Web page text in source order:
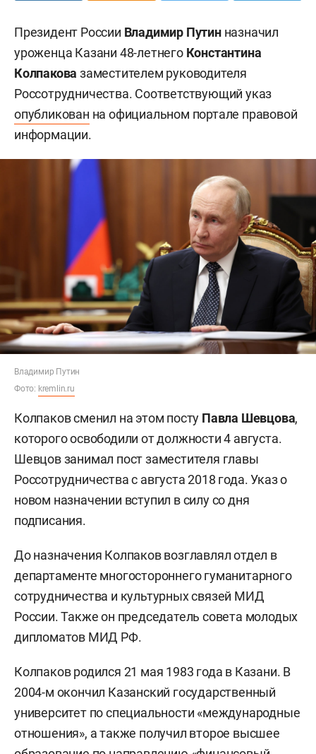
Президент России Владимир Путинназначил
уроженца Казани 48-летнего Константина
Колпакова заместителем руководителя
Россотрудничества. Соответствующий указ
опубликован на официальном портале правовой
информации.
Владимир Путин
Фото: kremlin.ru
Колпаков сменил на этом посту Павла Шевцова,
которого освободили от должности 4 августа.
Шевцов занимал пост заместителя главы
Россотрудничества с августа 2018 года. Указ о
новом назначении вступил в силу со дня
подписания.
До назначения Колпаков возглавлял отдел в
департаменте многостороннего гуманитарного
сотрудничества и культурных связей МИД
России. Также он председатель совета молодых
дипломатов МИД РФ.
Колпаков родился 21 мая 1983 года в Казани. В
2004-м окончил Казанский государственный
университет по специальности «международные
отношения», а также получил второе высшее